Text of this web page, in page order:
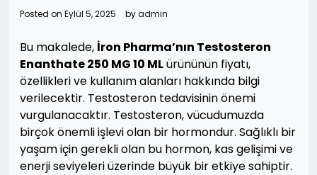
Posted on Eylül 5, 2025 byadmin
Bu makalede, İron Pharma’nın Testosteron
Enanthate 250 MG 10 MLürününün fiyatı,
özellikleri ve kullanım alanları hakkında bilgi
verilecektir. Testosteron tedavisinin önemi
vurgulanacaktır. Testosteron, vücudumuzda
birçok önemli işlevi olan bir hormondur. Sağlıklı bir
yaşam için gerekli olan bu hormon, kas gelişimi ve
enerji seviyeleri üzerinde büyük bir etkiye sahiptir.